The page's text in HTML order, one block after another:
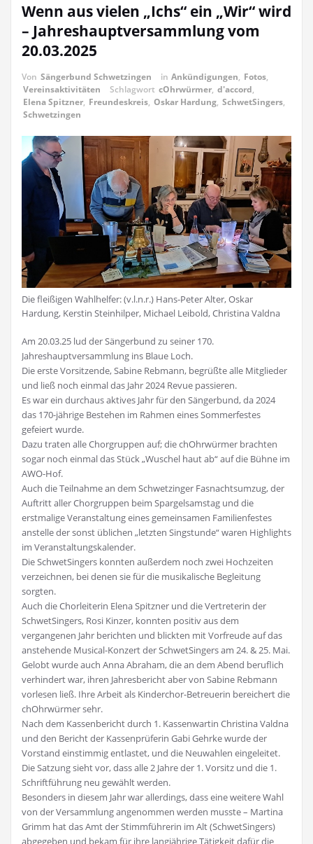
Wenn aus vielen „Ichs“ ein „Wir“ wird
– Jahreshauptversammlung vom
20.03.2025
Von Sängerbund Schwetzingen in Ankündigungen, Fotos,
Vereinsaktivitäten
Schlagwort cOhrwürmer, d'accord,
Elena Spitzner, Freundeskreis, Oskar Hardung, SchwetSingers,
Schwetzingen
Die fleißigen Wahlhelfer: (v.l.n.r.) Hans-Peter Alter, Oskar
Hardung, Kerstin Steinhilper, Michael Leibold, Christina Valdna
Am 20.03.25 lud der Sängerbund zu seiner 170.
Jahreshauptversammlung ins Blaue Loch.
Die erste Vorsitzende, Sabine Rebmann, begrüßte alle Mitglieder
und ließ noch einmal das Jahr 2024 Revue passieren.
Es war ein durchaus aktives Jahr für den Sängerbund, da 2024
das 170-jährige Bestehen im Rahmen eines Sommerfestes
gefeiert wurde.
Dazu traten alle Chorgruppen auf; die chOhrwürmer brachten
sogar noch einmal das Stück „Wuschel haut ab“ auf die Bühne im
AWO-Hof.
Auch die Teilnahme an dem Schwetzinger Fasnachtsumzug, der
Auftritt aller Chorgruppen beim Spargelsamstag und die
erstmalige Veranstaltung eines gemeinsamen Familienfestes
anstelle der sonst üblichen „letzten Singstunde“ waren Highlights
im Veranstaltungskalender.
Die SchwetSingers konnten außerdem noch zwei Hochzeiten
verzeichnen, bei denen sie für die musikalische Begleitung
sorgten.
Auch die Chorleiterin Elena Spitzner und die Vertreterin der
SchwetSingers, Rosi Kinzer, konnten positiv aus dem
vergangenen Jahr berichten und blickten mit Vorfreude auf das
anstehende Musical-Konzert der SchwetSingers am 24. & 25. Mai.
Gelobt wurde auch Anna Abraham, die an dem Abend beruflich
verhindert war, ihren Jahresbericht aber von Sabine Rebmann
vorlesen ließ. Ihre Arbeit als Kinderchor-Betreuerin bereichert die
chOhrwürmer sehr.
Nach dem Kassenbericht durch 1. Kassenwartin Christina Valdna
und den Bericht der Kassenprüferin Gabi Gehrke wurde der
Vorstand einstimmig entlastet, und die Neuwahlen eingeleitet.
Die Satzung sieht vor, dass alle 2 Jahre der 1. Vorsitz und die 1.
Schriftführung neu gewählt werden.
Besonders in diesem Jahr war allerdings, dass eine weitere Wahl
von der Versammlung angenommen werden musste – Martina
Grimm hat das Amt der Stimmführerin im Alt (SchwetSingers)
abgegeben und bekam für ihre langjährige Tätigkeit dafür die